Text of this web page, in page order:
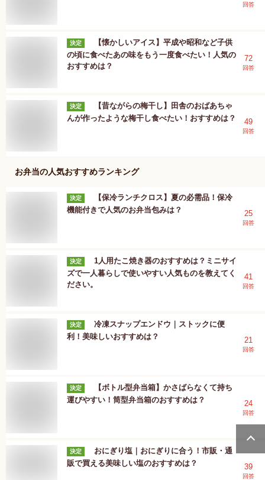
回答
決定
【懐かしいアイス】平成や昭和など子供
の頃に食べたあの味をもう一度食べたい！人気の
おすすめは？
72
回答
決定
【昔ながらの梅干し】田舎のおばあちゃ
んが作ったような梅干し食べたい！おすすめは？
49
回答
お弁当の人気おすすめランキング
決定
【保冷ランチクロス】夏の必需品！保冷
機能付きで人気のお弁当包みは？
25
回答
決定
1人用たこ焼き器のおすすめは？ミニサイ
ズで一人暮らしで使いやすい人気ものを教えてく
ださい。
41
回答
決定
冷凍スナップエンドウ｜ストックに便
利！美味しいおすすめは？
21
回答
決定
【ボトル型弁当箱】かさばらなくて持ち
運びやすい！筒型弁当箱のおすすめは？
24
回答
決定
おにぎり塩｜おにぎりに合う！市販・通
販で買える美味しい塩のおすすめは？
39
回答